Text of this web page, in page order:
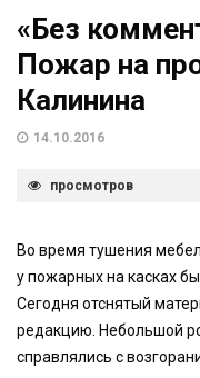
«Без
Пожар на
Калинина
14.10.2016
просмотров
Во время тушения
у пожарных на касках
Сегодня отснятый
редакцию. Небольшой
справлялись с